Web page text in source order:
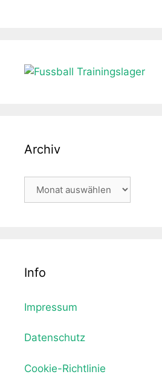
Archiv
Info
Impressum
Datenschutz
Cookie-Richtlinie